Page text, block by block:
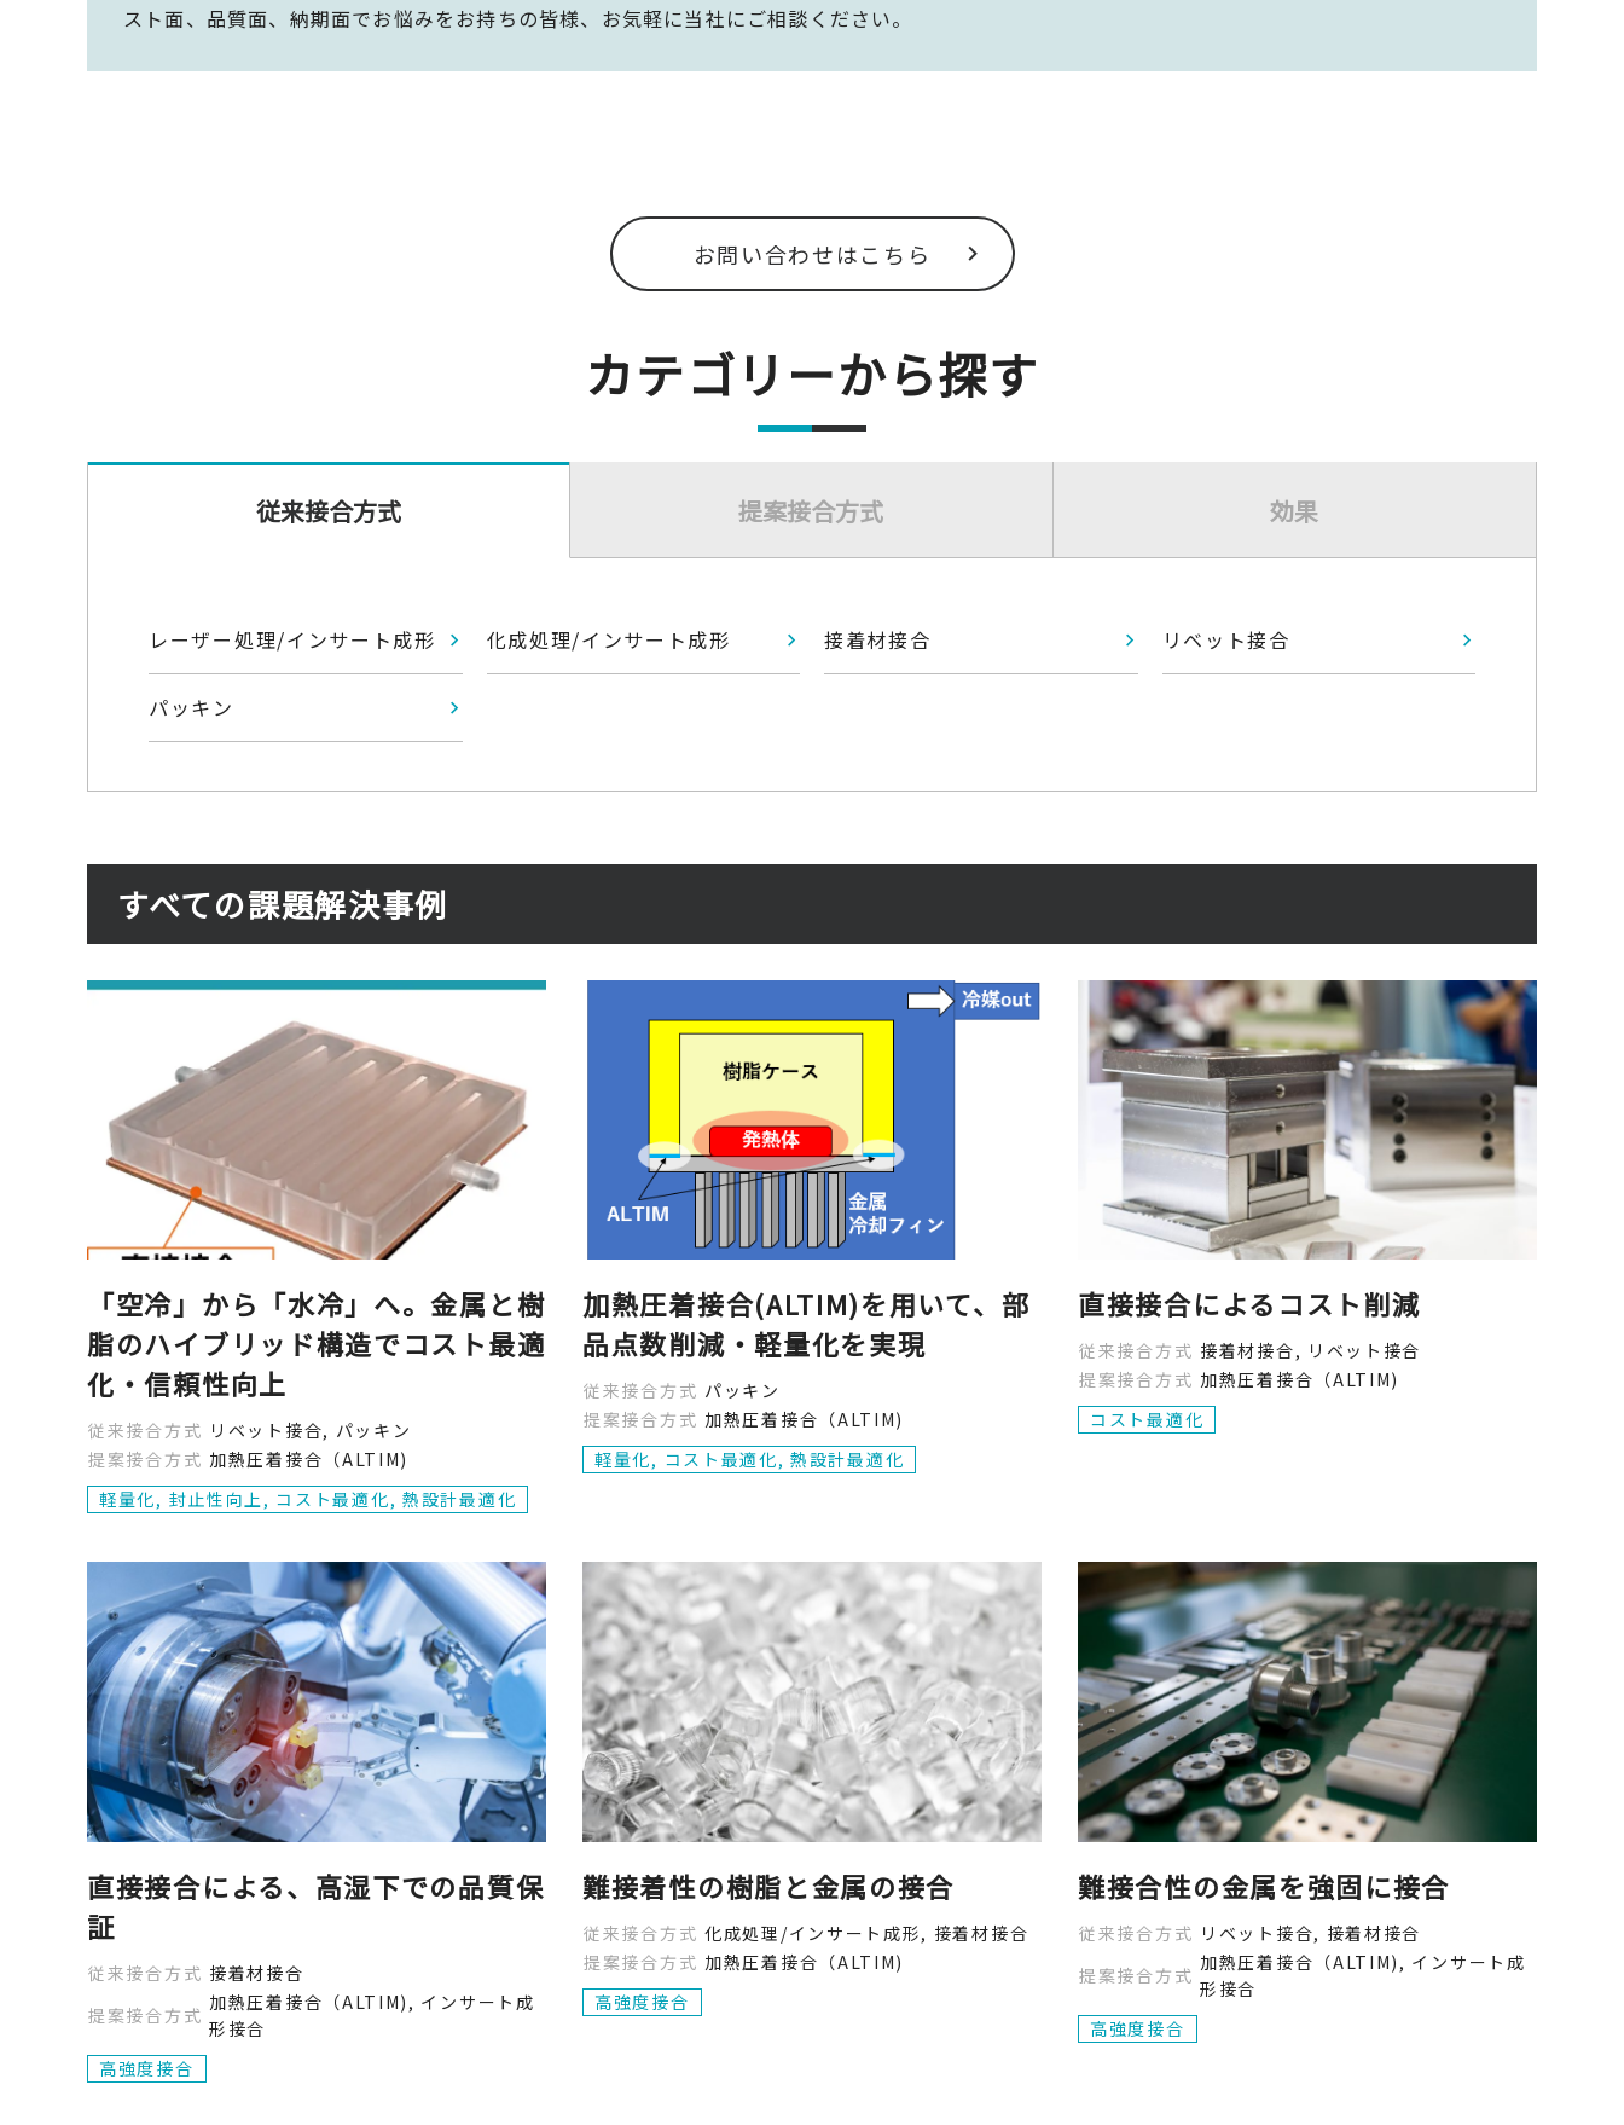
スト面、品質面、納期面でお悩みをお持ちの皆様、お気軽に当社にご相談ください。
お問い合わせはこちら
カテゴリーから探す
従来接合方式 提案接合方式 効果
レーザー処理/インサート成形 化成処理/インサート成形 接着材接合 リベット接合
パッキン
すべての課題解決事例
「空冷」から「水冷」へ。金属と樹
脂のハイブリッド構造でコスト最適
化・信頼性向上
従来接合方式 リベット接合, パッキン
提案接合方式 加熱圧着接合（ALTIM)
軽量化, 封止性向上, コスト最適化, 熱設計最適化
加熱圧着接合(ALTIM)を用いて、部
品点数削減・軽量化を実現
従来接合方式 パッキン
提案接合方式 加熱圧着接合（ALTIM)
軽量化, コスト最適化, 熱設計最適化
直接接合によるコスト削減
従来接合方式 接着材接合, リベット接合
提案接合方式 加熱圧着接合（ALTIM)
コスト最適化
直接接合による、高湿下での品質保
証
従来接合方式 接着材接合
提案接合方式
加熱圧着接合（ALTIM), インサート成
形接合
高強度接合
難接着性の樹脂と金属の接合
従来接合方式 化成処理/インサート成形, 接着材接合
提案接合方式 加熱圧着接合（ALTIM)
高強度接合
難接合性の金属を強固に接合
従来接合方式 リベット接合, 接着材接合
提案接合方式
加熱圧着接合（ALTIM), インサート成
形接合
高強度接合